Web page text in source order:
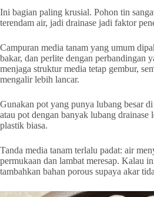
Ini bagian paling krusial. Pohon tin
terendam air, jadi drainase jadi faktor
Campuran media tanam yang umum
bakar, dan perlite dengan perbandingan
menjaga struktur media tetap gembur,
mengalir lebih lancar.
Gunakan pot yang punya lubang besar
atau pot dengan banyak lubang
plastik biasa.
Tanda media tanam terlalu padat: air
permukaan dan lambat meresap. Kalau
tambahkan bahan porous supaya akar